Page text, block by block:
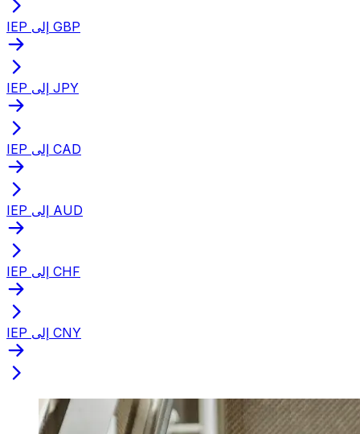
IEP إلى GBP
IEP إلى JPY
IEP إلى CAD
IEP إلى AUD
IEP إلى CHF
IEP إلى CNY